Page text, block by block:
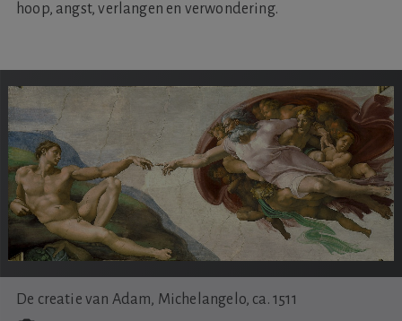
hoop, angst, verlangen en verwondering.
De creatie van Adam, Michelangelo, ca. 1511